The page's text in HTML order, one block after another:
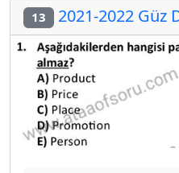
13 2021-2022 Güz